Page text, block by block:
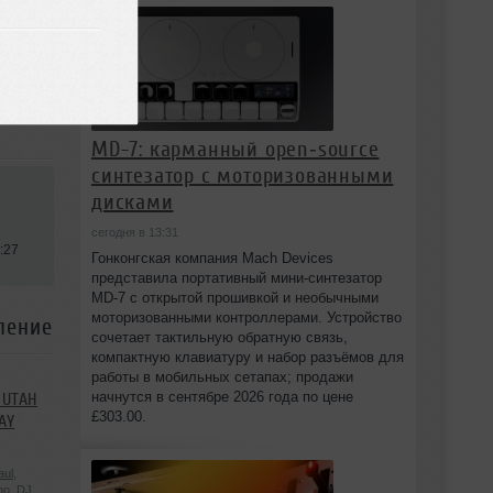
,
DJ
MD-7: карманный open‑source
синтезатор с моторизованными
дисками
сегодня в 13:31
Гонконгская компания Mach Devices
представила портативный мини‑синтезатор
MD-7 с открытой прошивкой и необычными
моторизованными контроллерами. Устройство
сочетает тактильную обратную связь,
компактную клавиатуру и набор разъёмов для
работы в мобильных сетапах; продажи
начнутся в сентябре 2026 года по цене
£303.00.